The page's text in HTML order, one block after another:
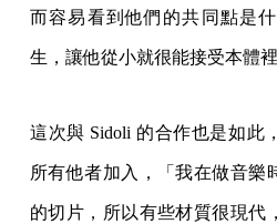
而容易看到他們的共同點是
生，讓他從小就很能接受本體
這次與 Sidoli 的合作也是如此
所有他者加入，「我在做音樂
的切片，所以有些材質很現代